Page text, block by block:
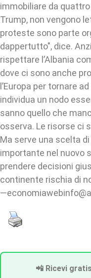
immobiliare da
Trump, non vengono
proteste sono parte
dappertutto", dice.
rispettare l’Albania
dove ci sono anche
l’Europa per tornare
individua un nodo
sanno quello che
osserva. Le risorse ci
Ma serve una scelta
importante nel nuovo
prendere decisioni
continente rischia di
📲 Ricevi